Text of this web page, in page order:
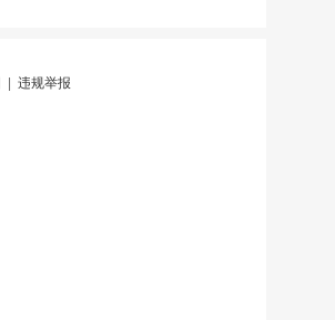
违规举报